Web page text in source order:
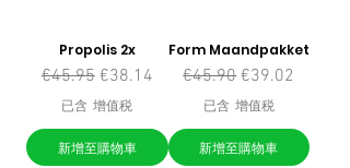
Propolis 2x
一般價格
€45.95 促銷價格
€38.14
已含 增值税
新增至購物車
Form Maandpakket
一般價格
€45.90 促銷價格
€39.02
已含 增值税
新增至購物車